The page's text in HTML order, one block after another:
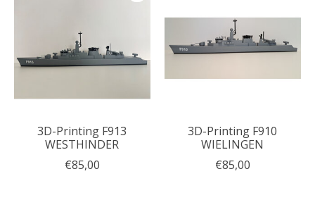
3D-Printing F913
WESTHINDER
€85,00
3D-Printing F910
WIELINGEN
€85,00